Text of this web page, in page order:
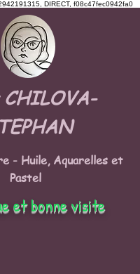
DIRECT, f08c47fec0942fa0
CHILOVA-
- Huile, Aquarelles et
Pastel
et bonne visite